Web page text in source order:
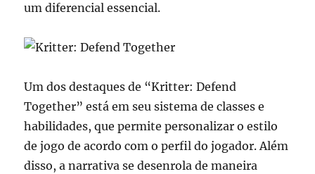
um diferencial essencial.
Um dos destaques de “Kritter: Defend
Together” está em seu sistema de classes e
habilidades, que permite personalizar o estilo
de jogo de acordo com o perfil do jogador. Além
disso, a narrativa se desenrola de maneira